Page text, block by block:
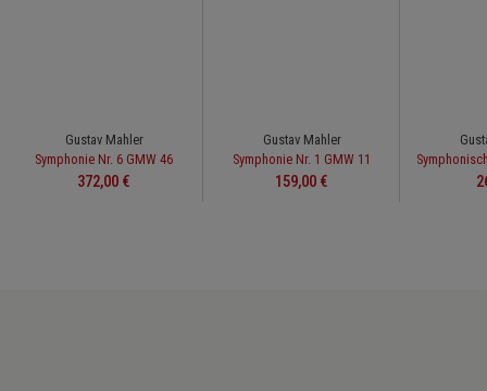
Gustav Mahler
Symphonie Nr. 6 GMW 46
Prix régulier :
372,00 €
Gustav Mahler
Symphonie Nr. 1 GMW 11
Prix régulier :
159,00 €